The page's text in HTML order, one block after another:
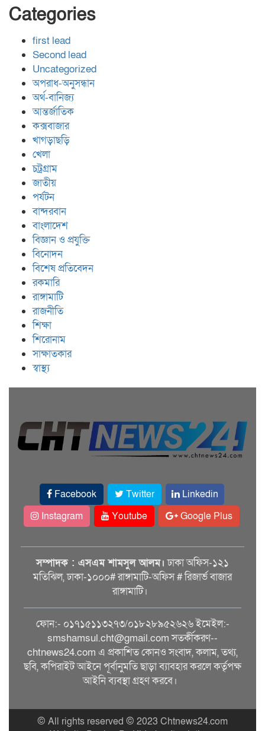
Categories
first lead
Second lead
Uncategorized
অপরাধ-অনুসন্ধান
অর্থ-বানিজ্য
আন্তর্জাতিক
কক্সবাজার
খাগড়াছড়ি
খেলা
চট্রগ্রাম
জাতীয়
পর্যটন
বান্দরবান
বাংলাদেশ
বিজ্ঞান ও প্রযুক্তি
বিনোদন
বিশেষ প্রতিবেদন
রকমারি
রাঙ্গামাটি
রাজনীতি
শিক্ষা
শিরোনাম
সাক্ষাতকার
স্বাস্থ্য
Facebook Twitter
Linkedin
Instagram
Youtube Google Plus
সম্পাদক : এসএম শামসুল আলম। ঢাকা অফিস-১২১
মতিঝিল, ঢাকা-১০০০# রাঙ্গামাটি-অফিস # রিজার্ভ বাজার
রাঙ্গামাটি।
ফোন:- ০১৭১৫১১৩২৭৩/০১৮২৮৯৫২৬২৬ ইমেইল:-
smshamsul.cht@gmail.com সতর্কীকরণ--
chtnews24.com এ প্রকাশিত কোনও সংবাদ, কলাম, তথ্য,
ছবি, কপিরাইট আইনে পূর্বানুমতি ছাড়া ব্যাবহার করলে কর্তৃপক্ষ
আইনি ব্যবস্থা গ্রহণ করবে।
© All rights reserved © 2023 Chtnews24.com